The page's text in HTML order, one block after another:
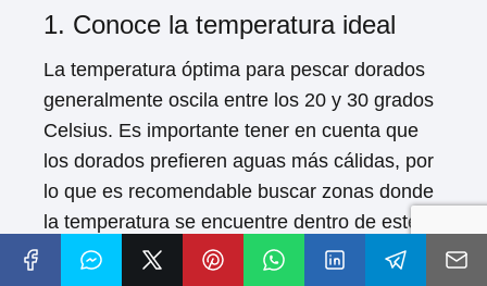
1. Conoce la temperatura ideal
La temperatura óptima para pescar dorados
generalmente oscila entre los 20 y 30 grados
Celsius. Es importante tener en cuenta que
los dorados prefieren aguas más cálidas, por
lo que es recomendable buscar zonas donde
la temperatura se encuentre dentro de este
rango.